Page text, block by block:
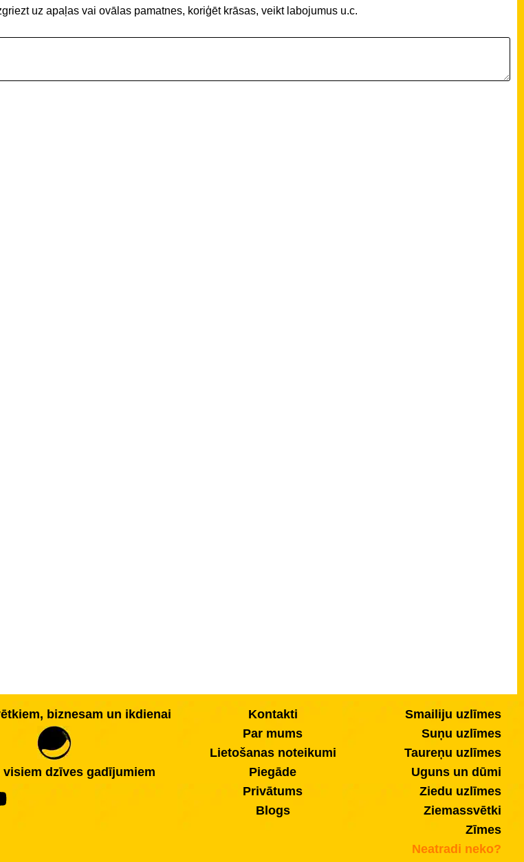
uz apaļas vai ovālas pamatnes, koriģēt krāsas, veikt labojumus u.c.
biznesam un ikdienai
visiem dzīves gadījumiem
Kontakti
Par mums
Lietošanas noteikumi
Piegāde
Privātums
Blogs
Smailiju uzlīmes
Suņu uzlīmes
Taureņu uzlīmes
Uguns un dūmi
Ziedu uzlīmes
Ziemassvētki
Zīmes
Neatradi neko?